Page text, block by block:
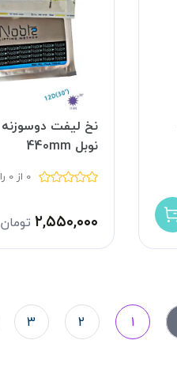
نوبل 440mm
0 از 0 رای
۲,۵۵۰,۰۰۰ تومان
1
2
3